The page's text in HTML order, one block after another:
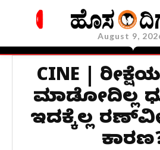
August 9,
CINE |
ಮಾಡೋದಿಲ್ಲ
ಇದಕ್ಕೆಲ್ಲ